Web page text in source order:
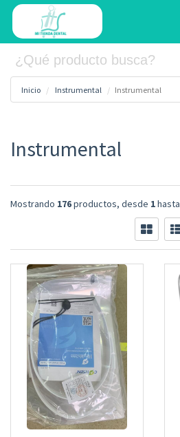
Inicio Instrumental Instrumental
Instrumental
Mostrando 176productos, desde 1hasta